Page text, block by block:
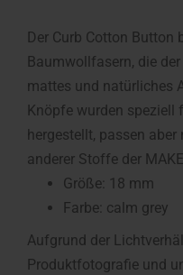
Der Curb Cotton Button
Baumwollfasern, die
mattes und natürliches
Knöpfe wurden speziell
hergestellt, passen
anderer Stoffe der
Größe: 18 mm
Farbe: calm grey
Aufgrund der
Produktfotografie und